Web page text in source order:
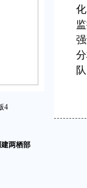
4
两栖部